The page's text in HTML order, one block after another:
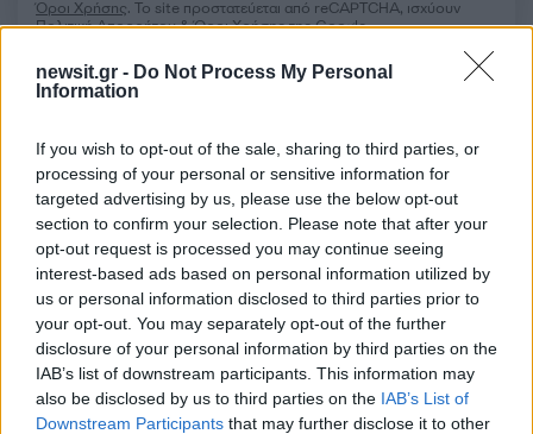
newsit.gr - Do Not Process My Personal
Information
If you wish to opt-out of the sale, sharing to third parties, or
processing of your personal or sensitive information for
targeted advertising by us, please use the below opt-out
section to confirm your selection. Please note that after your
opt-out request is processed you may continue seeing
interest-based ads based on personal information utilized by
us or personal information disclosed to third parties prior to
your opt-out. You may separately opt-out of the further
disclosure of your personal information by third parties on the
IAB’s list of downstream participants. This information may
also be disclosed by us to third parties on the IAB’s List of
Downstream Participants that may further disclose it to other
Όροι Χρήσης. Το site προστατεύεται από reCAPTCHA, ισχύουν
Πολιτική Απορρήτου&Όροι Χρήσηςτης Google.
Αθλητικά
ΚΡΙΚΟΙ
Share:
Ακολουθήστε το Νewsit.gr στοGoogle Newsκαι
ενημερωθείτε πρώτοι για όλη την ειδησεογραφία και τα
τελευταία νέατης ημέρας
Πιο δημοφιλή